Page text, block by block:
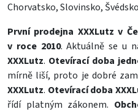
Chorvatsko, Slovinsko,
První prodejna XXXLutz v
v roce 2010. Aktuálně se u
XXXLutz. Otevírací doba
mírně liší, proto je dobré
XXXLutz. Otevírací doba
řídí platným zákonem.